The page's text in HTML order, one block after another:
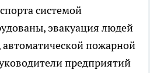
системой
эвакуация людей
пожарной
предприятий